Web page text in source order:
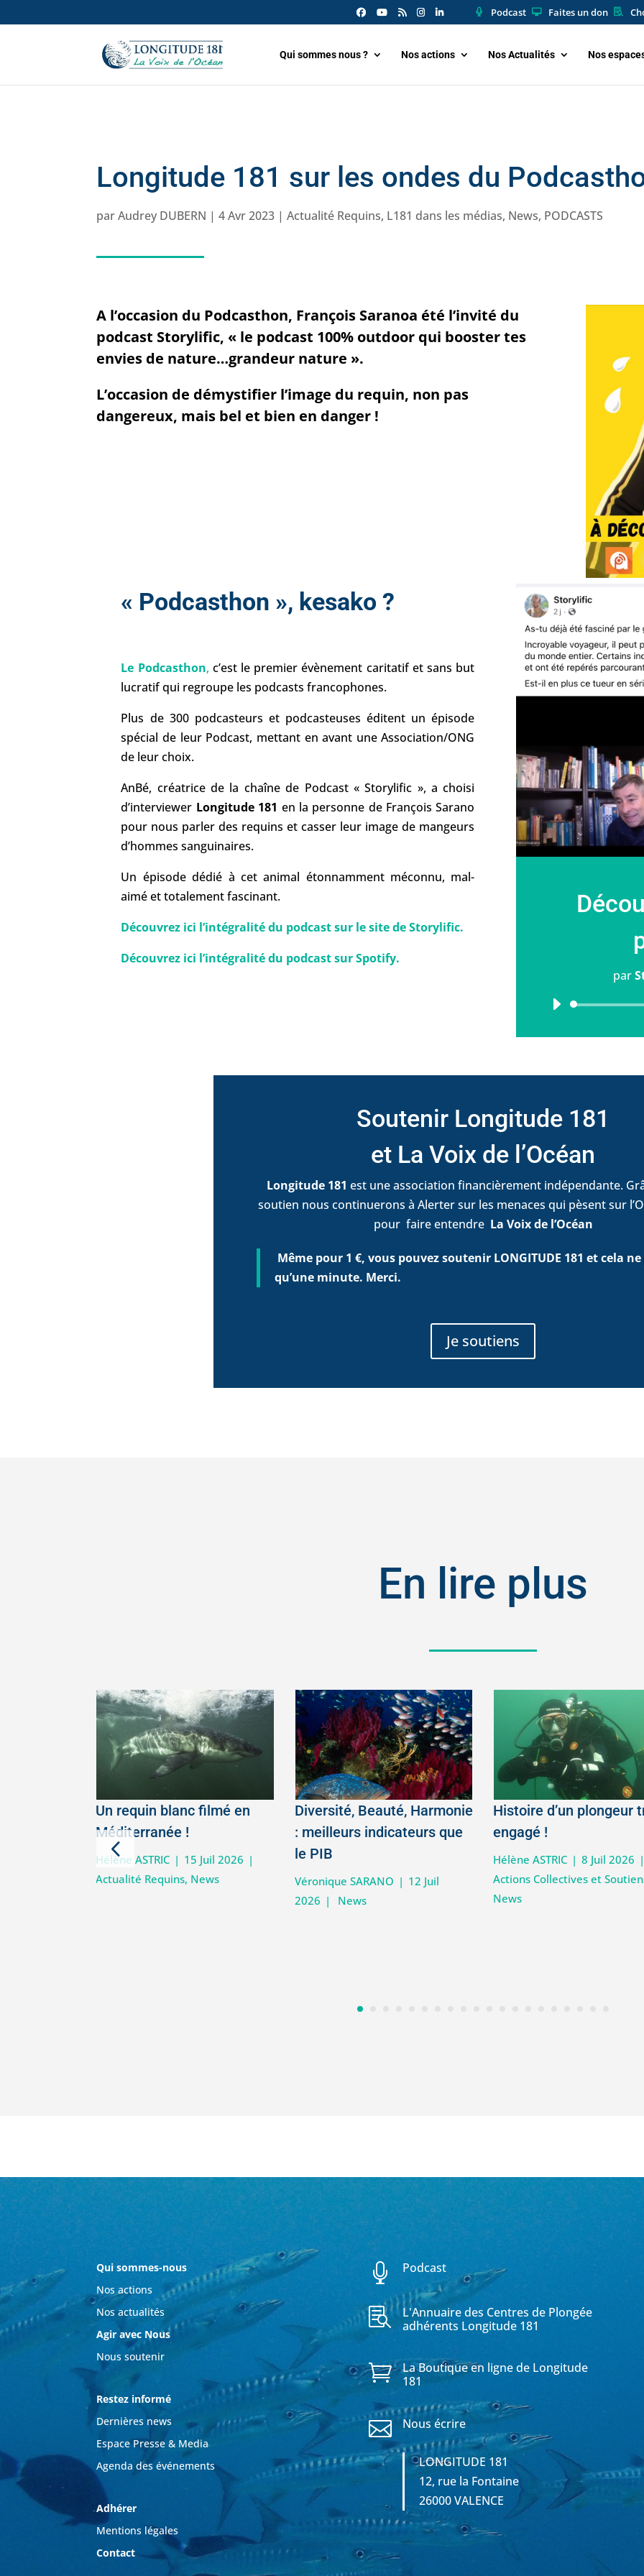
Podcast Faites un don
Qui sommes nous ? Nos actions Nos Actualités Nos
Longitude 181 sur les ondes du
parAudrey DUBERN |4 Avr 2023 |Actualité Requins, L181 dans les médias, News, PODCASTS
A l’occasion du Podcasthon, François Saranoa été l’invité du
podcast Storylific, « le podcast 100% outdoor qui booster tes
envies de nature…grandeur nature ».
L’occasion de démystifier l’image du requin, non pas
dangereux, mais bel et bien en danger !
« Podcasthon », kesako ?
Le Podcasthon, c’est le premier évènement caritatif et sans but
lucratif qui regroupe les podcasts francophones.
Plus de 300 podcasteurs et podcasteuses éditent un épisode
spécial de leur Podcast, mettant en avant une Association/ONG
de leur choix.
AnBé, créatrice de la chaîne de Podcast « Storylific », a choisi
d’interviewer Longitude 181 en la personne de François Sarano
pour nous parler des requins et casser leur image de mangeurs
d’hommes sanguinaires.
Un épisode dédié à cet animal étonnamment méconnu, mal-
aimé et totalement fascinant.
Découvrez ici l’intégralité du podcast sur le site de Storylific.
Découvrez ici l’intégralité du podcast sur Spotify.
par
Soutenir Longitude 181
et La Voix de l’Océan
Longitude 181 est une association financièrement indépendante.
soutien nous continuerons à Alerter sur les menaces qui pèsent sur
pour faire entendre La Voix de l’Océan
Même pour 1 €, vous pouvez soutenir LONGITUDE 181 et cela
qu’une minute. Merci.
Je soutiens
En lire plus
Un requin blanc filmé en
Méditerranée !
Hélène ASTRIC | 15 Juil 2026 |
Actualité Requins, News
Diversité, Beauté, Harmonie
: meilleurs indicateurs que
le PIB
Véronique SARANO | 12 Juil
2026 | News
Histoire d’un plongeur
engagé !
Hélène ASTRIC | 8 Juil 2026 |
Actions Collectives et
News
Qui sommes-nous
Nos actions
Nos actualités
Agir avec Nous
Nous soutenir
Restez informé
Dernières news
Espace Presse & Media
Agenda des événements
Adhérer
Mentions légales
Contact
 Podcast

L'Annuaire des Centres de Plongée
adhérents Longitude 181

La Boutique en ligne de Longitude
181
 Nous écrire
LONGITUDE 181
12, rue la Fontaine
26000 VALENCE